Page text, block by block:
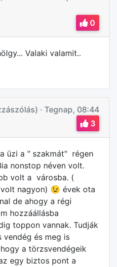
0
Valaki valamit..
· Tegnap, 08:44
3
üzi a " szakmát" régen
nonstop néven volt.
volt a városba. (
nagyon) 😉 évek ota
de ahogy a régi
hozzáállásba
toppon vannak. Tudják
vendég és meg is
a törzsvendégeik
egy biztos pont a